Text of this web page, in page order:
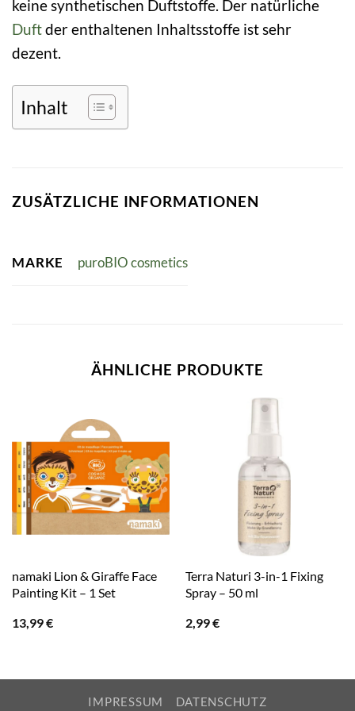
keine synthetischen Duftstoffe. Der natürliche
Duftder enthaltenen Inhaltsstoffe ist sehr
dezent.
Inhalt
ZUSÄTZLICHE INFORMATIONEN
MARKE puroBIO cosmetics
ÄHNLICHE PRODUKTE
namaki Lion & Giraffe Face
Painting Kit – 1 Set
13,99€
Terra Naturi 3-in-1 Fixing
Spray – 50 ml
2,99€
IMPRESSUM DATENSCHUTZ